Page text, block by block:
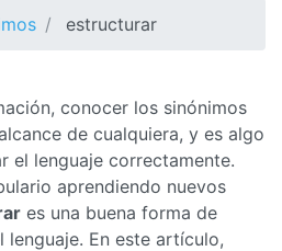
estructurar
conocer los sinónimos
de cualquiera, y es algo
el lenguaje correctamente.
aprendiendo nuevos
es una buena forma de
lenguaje. En este artículo,